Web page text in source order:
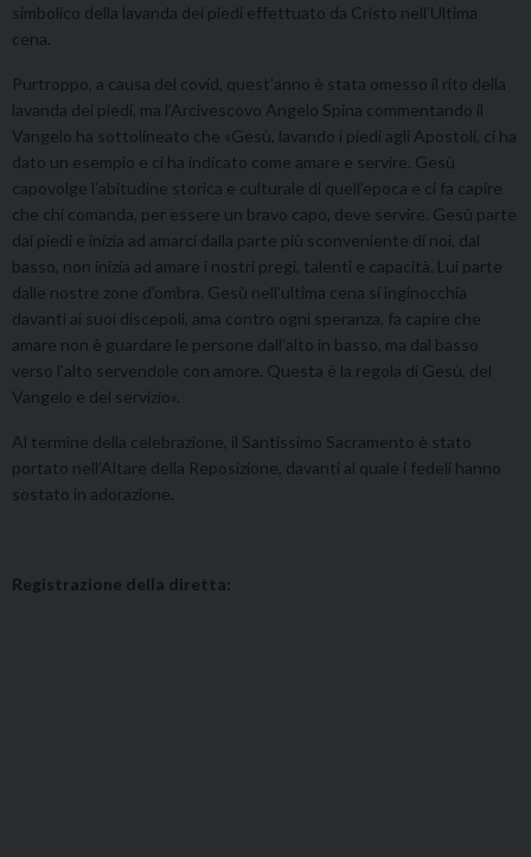
simbolico della lavanda dei piedi effettuato da Cristo nell’Ultima
cena.
Purtroppo, a causa del covid, quest’anno è stata omesso il rito della
lavanda dei piedi, ma l’Arcivescovo Angelo Spina commentando il
Vangelo ha sottolineato che «Gesù, lavando i piedi agli Apostoli, ci ha
dato un esempio e ci ha indicato come amare e servire. Gesù
capovolge l’abitudine storica e culturale di quell’epoca e ci fa capire
che chi comanda, per essere un bravo capo, deve servire. Gesù parte
dai piedi e inizia ad amarci dalla parte più sconveniente di noi, dal
basso, non inizia ad amare i nostri pregi, talenti e capacità. Lui parte
dalle nostre zone d’ombra. Gesù nell’ultima cena si inginocchia
davanti ai suoi discepoli, ama contro ogni speranza, fa capire che
amare non è guardare le persone dall’alto in basso, ma dal basso
verso l’alto servendole con amore. Questa è la regola di Gesù, del
Vangelo e del servizio».
Al termine della celebrazione, il Santissimo Sacramento è stato
portato nell’Altare della Reposizione, davanti al quale i fedeli hanno
sostato in adorazione.
Registrazione della diretta: